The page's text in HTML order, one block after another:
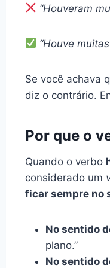
“Houveram
“Houve
Se você achava
diz o contrário.
Por que o
Quando o verbo
considerado um
ficar sempre no
No sentido
plano.”
No sentido